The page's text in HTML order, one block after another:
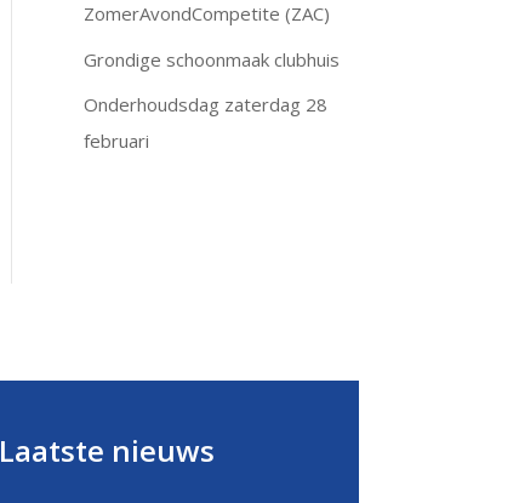
ZomerAvondCompetite (ZAC)
Grondige schoonmaak clubhuis
Onderhoudsdag zaterdag 28
februari
Laatste nieuws